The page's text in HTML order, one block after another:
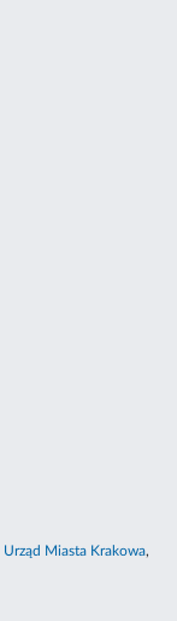
Urząd Miasta Krakowa,